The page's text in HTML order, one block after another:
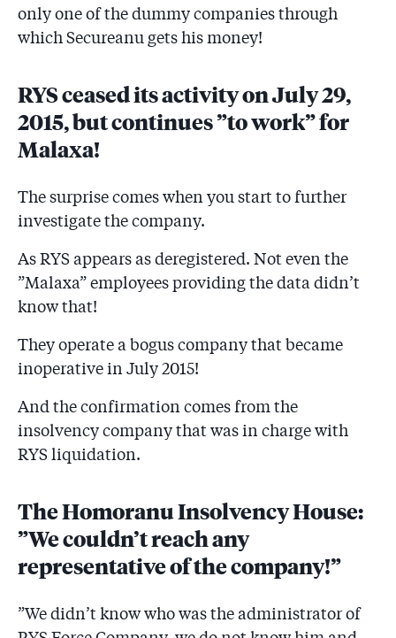
only one of the dummy companies through
which Secureanu gets his money!
RYS ceased its activity on July 29,
2015, but continues ”to work” for
Malaxa!
The surprise comes when you start to further
investigate the company.
As RYS appears as deregistered. Not even the
”Malaxa” employees providing the data didn’t
know that!
They operate a bogus company that became
inoperative in July 2015!
And the confirmation comes from the
insolvency company that was in charge with
RYS liquidation.
The Homoranu Insolvency House:
”We couldn’t reach any
representative of the company!”
”We didn’t know who was the administrator of